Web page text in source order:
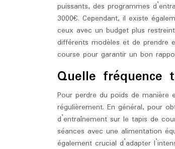
puissants, des programmes
3000€. Cependant, il existe
ceux avec un budget plus
différents modèles et de prendre
course pour garantir un bon
Quelle fréquence
Pour perdre du poids de manière
régulièrement. En général, pour
d’entraînement sur le tapis de
séances avec une alimentation
également crucial d’adapter